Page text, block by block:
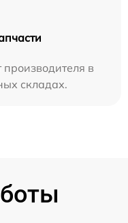
производителя в
складах.